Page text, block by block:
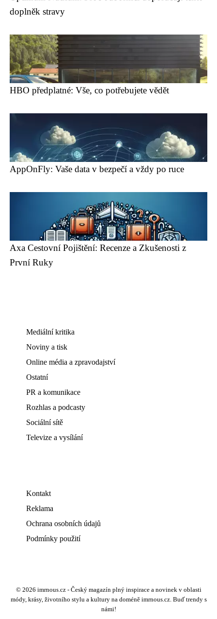
doplněk stravy
HBO předplatné: Vše, co potřebujete vědět
AppOnFly: Vaše data v bezpečí a vždy po ruce
Axa Cestovní Pojištění: Recenze a Zkušenosti z
První Ruky
Mediální kritika
Noviny a tisk
Online média a zpravodajství
Ostatní
PR a komunikace
Rozhlas a podcasty
Sociální sítě
Televize a vysílání
Kontakt
Reklama
Ochrana osobních údajů
Podmínky použití
© 2026 imrnous.cz - Český magazín plný inspirace a novinek v oblasti
módy, krásy, životního stylu a kultury na doméně imrnous.cz. Buď trendy s
námi!